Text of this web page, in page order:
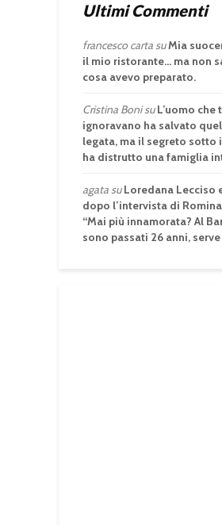
Ultimi Commenti
francesco cartasuMia
il mio ristorante… ma non
cosa avevo preparato.
Cristina BonisuL’uomo che
ignoravano ha salvato
legata, ma il segreto sotto
ha distrutto una famiglia
agatasuLoredana Lecciso
dopo l’intervista di
“Mai più innamorata? Al
sono passati 26 anni,